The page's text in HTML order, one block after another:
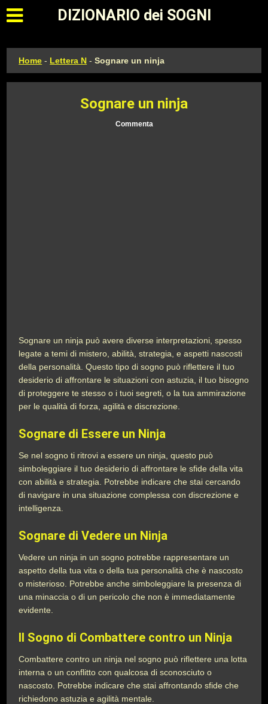
Apri il menu principale
DIZIONARIO dei SOGNI
Home - Lettera N -Sognare un ninja
Sognare un ninja
Commenta
Sognare un ninja può avere diverse interpretazioni, spesso
legate a temi di mistero, abilità, strategia, e aspetti nascosti
della personalità. Questo tipo di sogno può riflettere il tuo
desiderio di affrontare le situazioni con astuzia, il tuo bisogno
di proteggere te stesso o i tuoi segreti, o la tua ammirazione
per le qualità di forza, agilità e discrezione.
Sognare di Essere un Ninja
Se nel sogno ti ritrovi a essere un ninja, questo può
simboleggiare il tuo desiderio di affrontare le sfide della vita
con abilità e strategia. Potrebbe indicare che stai cercando
di navigare in una situazione complessa con discrezione e
intelligenza.
Sognare di Vedere un Ninja
Vedere un ninja in un sogno potrebbe rappresentare un
aspetto della tua vita o della tua personalità che è nascosto
o misterioso. Potrebbe anche simboleggiare la presenza di
una minaccia o di un pericolo che non è immediatamente
evidente.
Il Sogno di Combattere contro un Ninja
Combattere contro un ninja nel sogno può riflettere una lotta
interna o un conflitto con qualcosa di sconosciuto o
nascosto. Potrebbe indicare che stai affrontando sfide che
richiedono astuzia e agilità mentale.